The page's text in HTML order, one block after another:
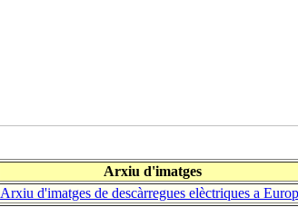
Arxiu d'imatges
Arxiu d'imatges de descàrregues elèctriques a